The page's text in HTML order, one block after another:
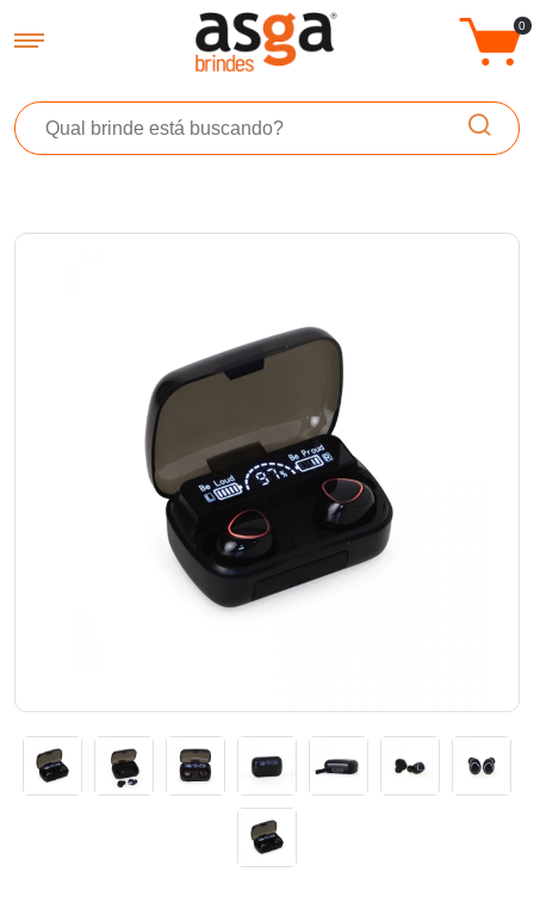
0
Asga Brindes - Brindes Promocionais Personalizados